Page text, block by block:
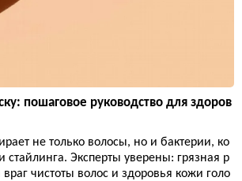
пошаговое руководство для здоров
не только волосы, но и бактерии, ко
стайлинга. Эксперты уверены: грязная р
чистоты волос и здоровья кожи голо